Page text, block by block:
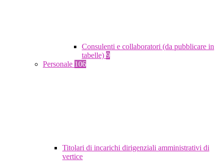
Consulenti e collaboratori (da pubblicare in
tabelle) 9
Personale 106
Titolari di incarichi dirigenziali amministrativi di
vertice